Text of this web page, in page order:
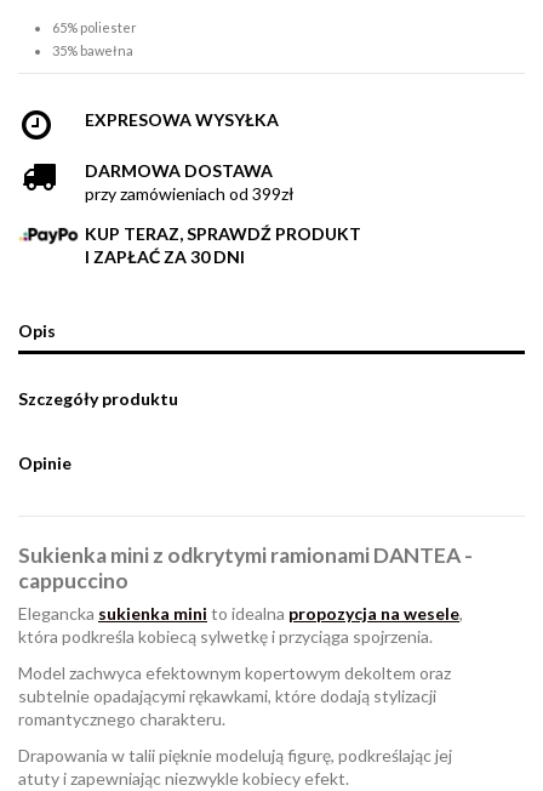
65% poliester
35% bawełna
EXPRESOWA WYSYŁKA
DARMOWA DOSTAWA
przy zamówieniach od 399zł
KUP TERAZ, SPRAWDŹ PRODUKT
I ZAPŁAĆ ZA 30 DNI
Opis
Szczegóły produktu
Opinie
Sukienka mini z odkrytymi ramionami DANTEA -
cappuccino
Elegancka sukienka mini to idealna propozycja na wesele,
która podkreśla kobiecą sylwetkę i przyciąga spojrzenia.
Model zachwyca efektownym kopertowym dekoltem oraz
subtelnie opadającymi rękawkami, które dodają stylizacji
romantycznego charakteru.
Drapowania w talii pięknie modelują figurę, podkreślając jej
atuty i zapewniając niezwykle kobiecy efekt.